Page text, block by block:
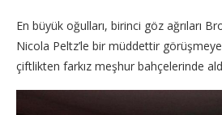
En büyük oğulları, birinci göz ağrıları
Nicola Peltz’le bir müddettir
çiftlikten farkız meşhur bahçelerinde